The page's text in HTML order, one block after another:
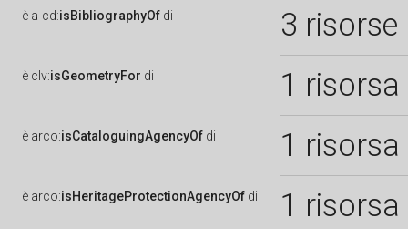
è a-cd:isBibliographyOf di 3 risorse
è clv:isGeometryFor di 1 risorsa
è arco:isCataloguingAgencyOf di 1 risorsa
è arco:isHeritageProtectionAgencyOf di 1 risorsa